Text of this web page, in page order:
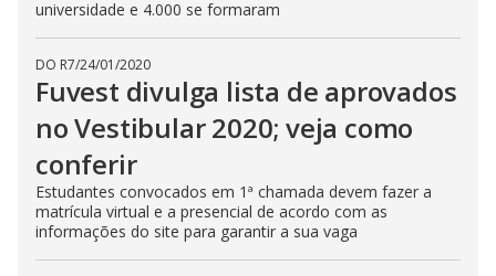
universidade e 4.000 se formaram
DO R7/24/01/2020
Fuvest divulga lista de aprovados
no Vestibular 2020; veja como
conferir
Estudantes convocados em 1ª chamada devem fazer a
matrícula virtual e a presencial de acordo com as
informações do site para garantir a sua vaga